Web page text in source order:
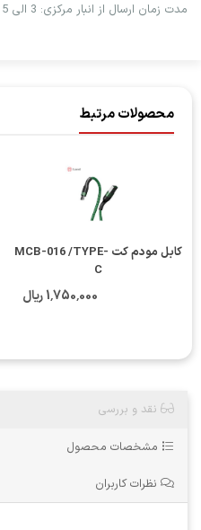
مدت زمان ارسال از انبار مرکزی: 3 الی 5 روز کاری
محصولات مرتبط
کابل مودم کت MCB-016 /TYPE-
C
1٬750٬000 ریال
نقد و بررسی
مشخصات محصول
نظرات کاربران